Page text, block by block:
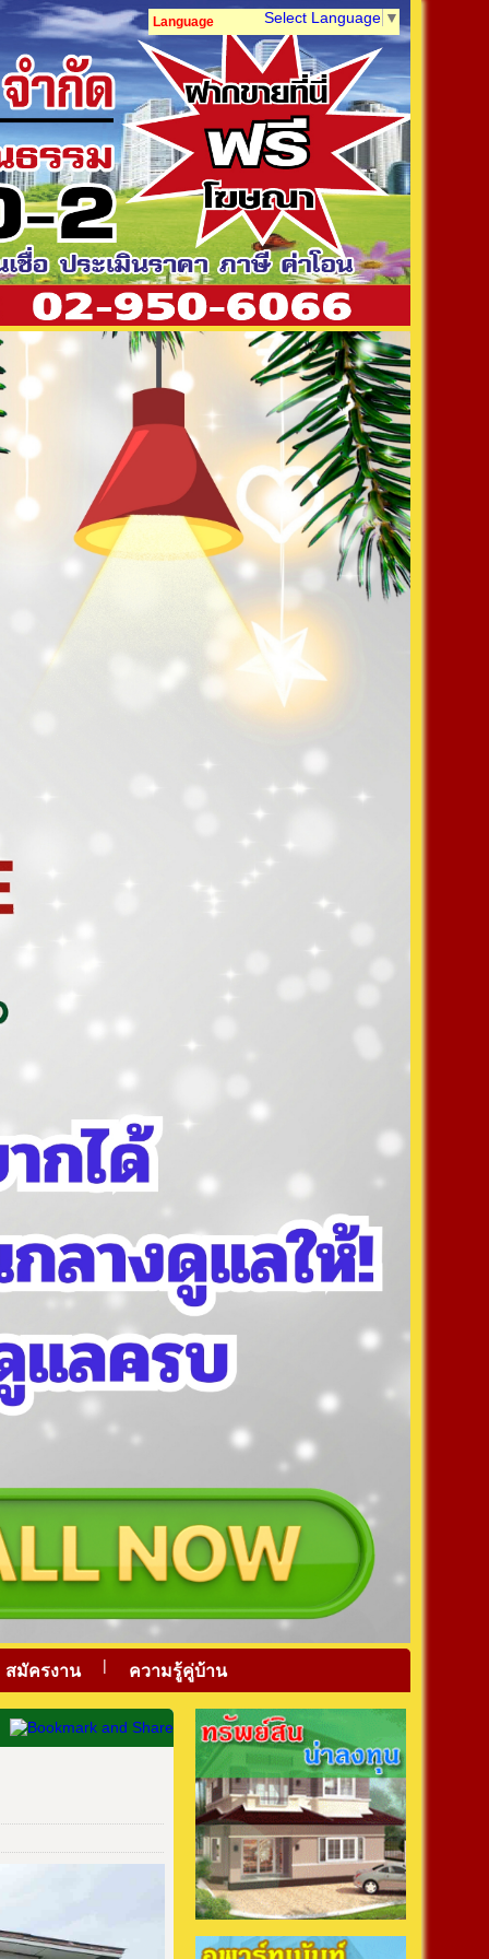
Language Select Language ▼
สมัครงาน | ความรู้คู่บ้าน